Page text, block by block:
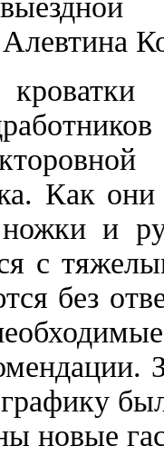
Как
и
с
без
новые